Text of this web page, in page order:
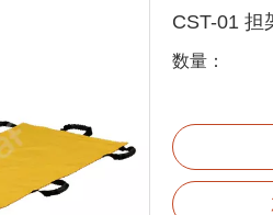
CST-01 担
数量：